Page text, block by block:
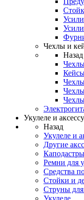
Чехлы и
Назад
Укулеле и
Назад
Укулеле и
Другие
Ремни для
Средства
Стойки и
Струны для
Укулеле